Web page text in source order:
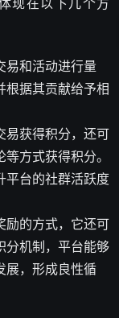
易和活动进行量
根据其贡献给予相
易获得积分，还可
方式获得积分。
平台的社群活跃度
励的方式，它还可
分机制，平台能够
展，形成良性循